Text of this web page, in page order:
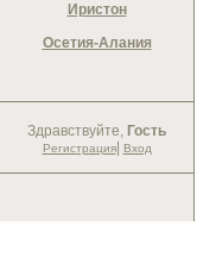
Иристон
Осетия-Алания
Здравствуйте, Гость
Регистрация| Вход